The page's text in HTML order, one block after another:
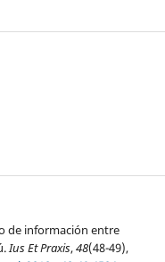
de información entre
Ius Et Praxis,48(48-49),